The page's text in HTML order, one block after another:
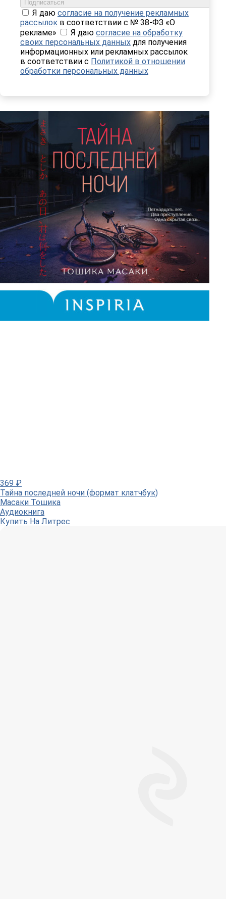
Подписаться
Я даю согласие на получение рекламных
рассылок в соответствии с № 38-ФЗ «О
рекламе»
Я даю согласие на обработку
своих персональных данных для получения
информационных или рекламных рассылок
в соответствии с Политикой в отношении
обработки персональных данных
369 ₽
Тайна последней ночи (формат клатчбук)
Масаки Тошика
Аудиокнига
Купить На Литрес